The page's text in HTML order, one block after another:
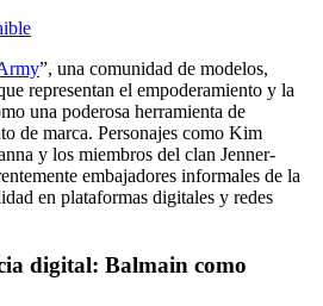
”, una comunidad de modelos,
representan el empoderamiento y la
una poderosa herramienta de
de marca. Personajes como Kim
y los miembros del clan Jenner-
embajadores informales de la
en plataformas digitales y redes
digital: Balmain como